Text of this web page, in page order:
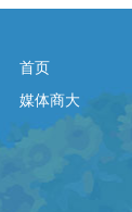
首页
媒体商大